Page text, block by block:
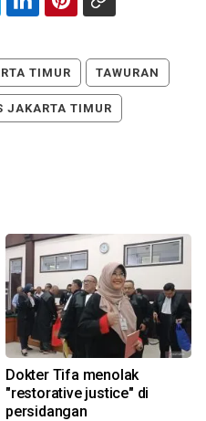
TIMUR TAWURAN
JAKARTA TIMUR
Dokter Tifa menolak
"restorative justice" di
persidangan